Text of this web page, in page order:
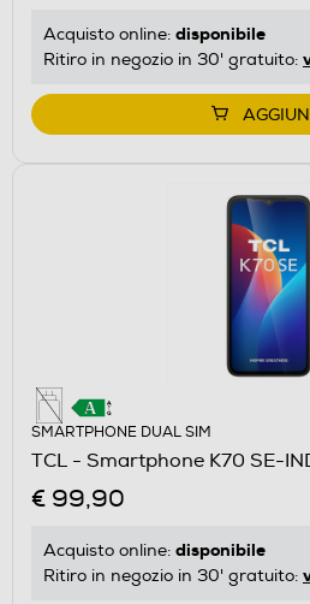
Acquisto online: disponibile
Ritiro in negozio in 30' gratuito:
SMARTPHONE DUAL SIM
TCL - Smartphone K70 SE-
€ 99,90
Acquisto online: disponibile
Ritiro in negozio in 30' gratuito: